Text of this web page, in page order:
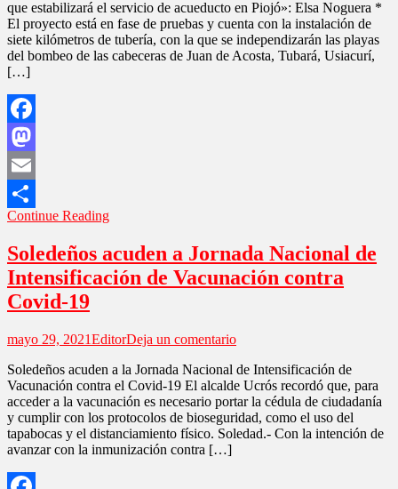
Independización
de
playas,
estabilizará
que estabilizará el servicio de acueducto en Piojó»: Elsa Noguera *
El proyecto está en fase de pruebas y cuenta con la instalación de
siete kilómetros de tubería, con la que se independizarán las playas
del bombeo de las cabeceras de Juan de Acosta, Tubará, Usiacurí,
[…]
Facebook
Mastodon
Email
Compartir
Continue Reading
Soledeños acuden a Jornada Nacional de
Intensificación de Vacunación contra
Covid-19
mayo 29, 2021EditorDeja un comentarioen
acuden
a
Jornada
Nacional
de
Soledeños acuden a la Jornada Nacional de Intensificación de
Vacunación contra el Covid-19 El alcalde Ucrós recordó que, para
acceder a la vacunación es necesario portar la cédula de ciudadanía
y cumplir con los protocolos de bioseguridad, como el uso del
tapabocas y el distanciamiento físico. Soledad.- Con la intención de
avanzar con la inmunización contra […]